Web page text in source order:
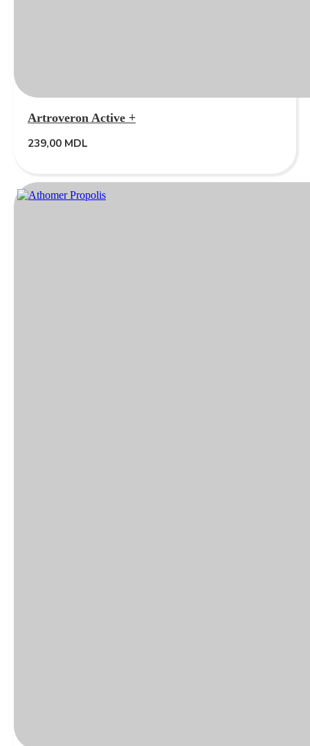
Artroveron Active +
239,00 MDL